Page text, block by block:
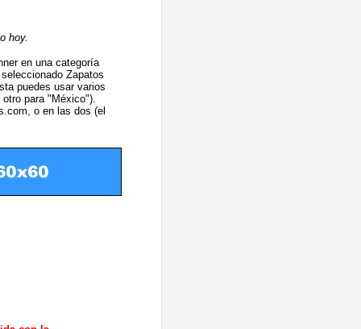
hoy.
en una categoría
Zapatos
puedes usar varios
para "México").
o en las dos (el